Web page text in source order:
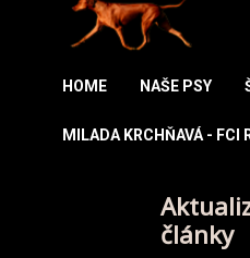
HOME NAŠE PSY
MILADA KRCHŇAVÁ - FCI
články